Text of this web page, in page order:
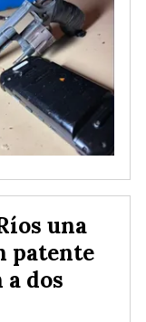
una
patente
dos